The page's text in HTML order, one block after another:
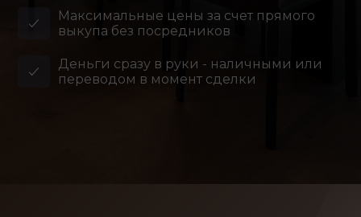
Максимальные цены за счет прямого
выкупа без посредников
Деньги сразу в руки - наличными или
переводом в момент сделки